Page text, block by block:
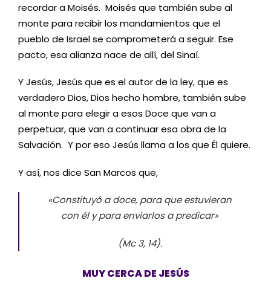
recordar a Moisés. Moisés que también sube al
monte para recibir los mandamientos que el
pueblo de Israel se comprometerá a seguir. Ese
pacto, esa alianza nace de allí, del Sinaí.
Y Jesús, Jesús que es el autor de la ley, que es
verdadero Dios, Dios hecho hombre, también sube
al monte para elegir a esos Doce que van a
perpetuar, que van a continuar esa obra de la
Salvación. Y por eso Jesús llama a los que Él quiere.
Y así, nos dice San Marcos que,
«Constituyó a doce, para que estuvieran
con él y para enviarlos a predicar»
(Mc 3, 14).
MUY CERCA DE JESÚS